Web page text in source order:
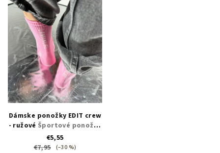
Dámske ponožky EDIT crew
- ružové Športové ponožky
s kontrastným logom
€5,55
€7,95
(–30 %)